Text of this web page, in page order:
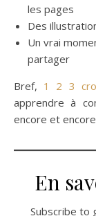
les pages
Des
Un vrai
partager
Bref, 1 2 3
apprendre à
encore et
En
Subscribe to